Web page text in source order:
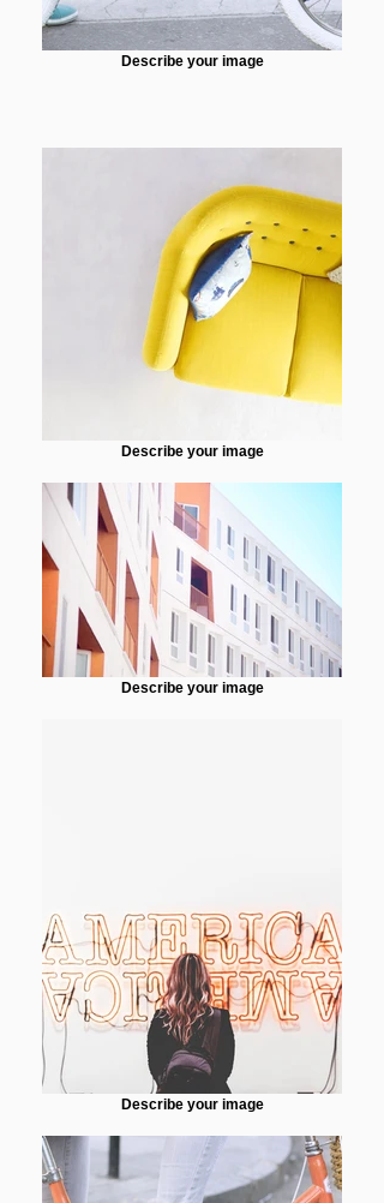
Describe your image
Describe your image
Describe your image
Describe your image